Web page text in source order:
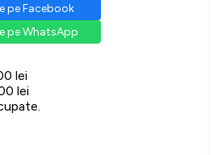
pe Facebook
pe WhatsApp
lei
lei